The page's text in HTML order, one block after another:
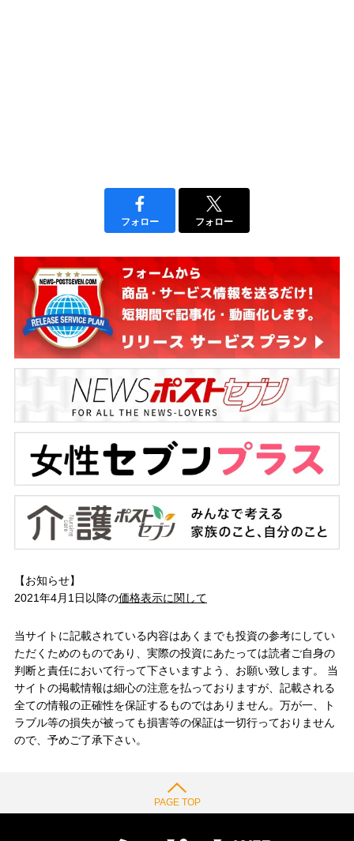
フォロー フォロー
【お知らせ】
2021年4月1日以降の価格表示に関して
当サイトに記載されている内容はあくまでも投資の参考にしてい
ただくためのものであり、実際の投資にあたっては読者ご自身の
判断と責任において行って下さいますよう、お願い致します。 当
サイトの掲載情報は細心の注意を払っておりますが、記載される
全ての情報の正確性を保証するものではありません。万が一、ト
ラブル等の損失が被っても損害等の保証は一切行っておりません
ので、予めご了承下さい。
PAGE TOP